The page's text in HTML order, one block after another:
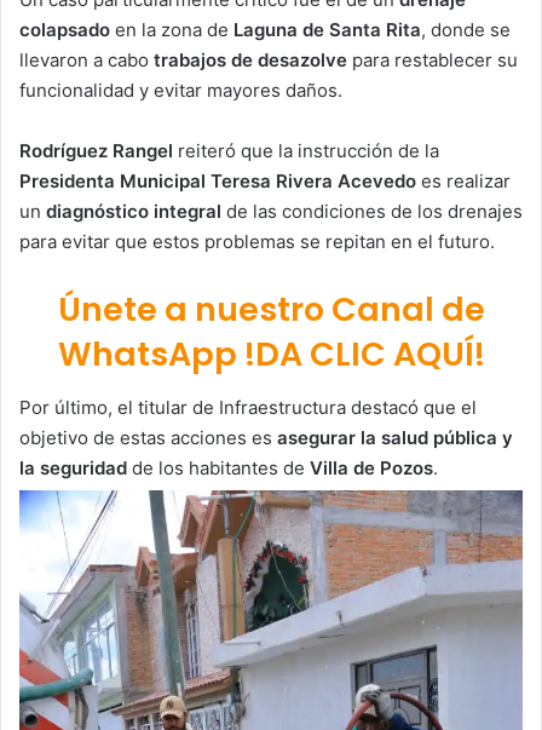
colapsado en la zona de Laguna de Santa Rita, donde se
llevaron a cabo trabajos de desazolve para restablecer su
funcionalidad y evitar mayores daños.
Rodríguez Rangel reiteró que la instrucción de la
Presidenta Municipal Teresa Rivera Acevedo es realizar
un diagnóstico integral de las condiciones de los drenajes
para evitar que estos problemas se repitan en el futuro.
Únete a nuestro Canal de
WhatsApp !DA CLIC AQUÍ!
Por último, el titular de Infraestructura destacó que el
objetivo de estas acciones es asegurar la salud pública y
la seguridad de los habitantes de Villa de Pozos.